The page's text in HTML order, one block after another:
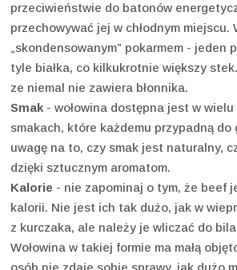
przeciwieństwie do batonów
przechowywać jej w chłodnym miejscu.
„skondensowanym” pokarmem - jeden
tyle białka, co kilkukrotnie większy
ze niemal nie zawiera błonnika.
Smak - wołowina dostępna jest w
smakach, które każdemu przypadną do
uwagę na to, czy smak jest naturalny,
dzięki sztucznym aromatom.
Kalorie - nie zapominaj o tym, że beef
kalorii. Nie jest ich tak dużo, jak w
z kurczaka, ale należy je wliczać do
Wołowina w takiej formie ma małą